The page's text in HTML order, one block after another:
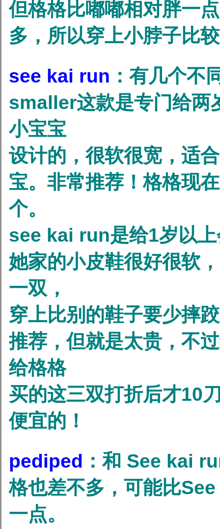
但格格比嘟嘟相对胖一
多，所以穿上小脖子比
see kai run ：有几个不
smaller这款是专门给两
小宝宝
设计的，很软很宽，适
宝。非常推荐！格格现
个。
see kai run是给1岁以
她家的小皮鞋很好很软
一双，
穿上比别的鞋子要少摔
推荐，但就是太贵，不
给格格
买的这三双打折后才10
便宜的！
pediped ：和 See kai
格也差不多，可能比
一点。